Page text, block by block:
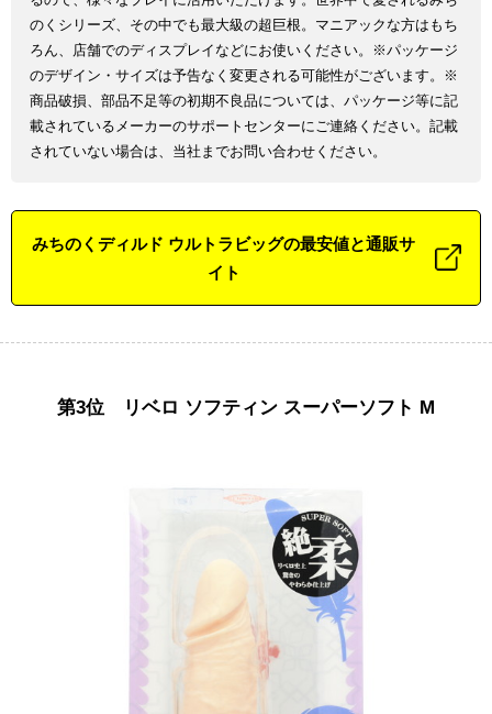
のくシリーズ、その中でも最大級の超巨根。マニアックな方はもち
ろん、店舗でのディスプレイなどにお使いください。※パッケージ
のデザイン・サイズは予告なく変更される可能性がございます。※
商品破損、部品不足等の初期不良品については、パッケージ等に記
載されているメーカーのサポートセンターにご連絡ください。記載
されていない場合は、当社までお問い合わせください。
みちのくディルド ウルトラビッグの最安値と通販サ
イト
第3位 リベロ ソフティン スーパーソフト M